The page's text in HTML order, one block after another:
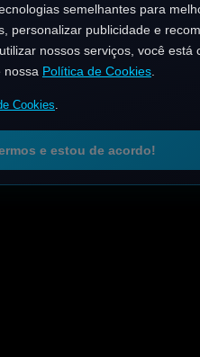
semelhantes para
personalizar publicidade e
nossos serviços, você está
nossa Política de Cookies
Cookies
e estou de acordo!